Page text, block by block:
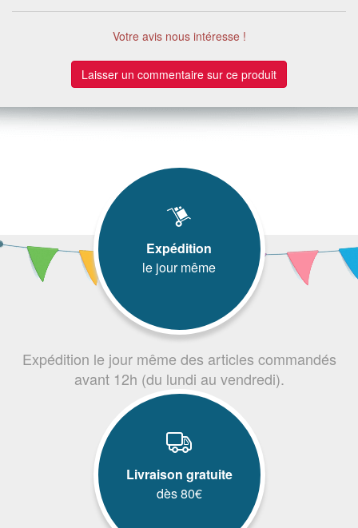
Votre avis nous intéresse !
Laisser un commentaire sur ce produit
Expédition
le jour même
Expédition le jour même des articles commandés
avant 12h (du lundi au vendredi).
Livraison gratuite
dès 80€